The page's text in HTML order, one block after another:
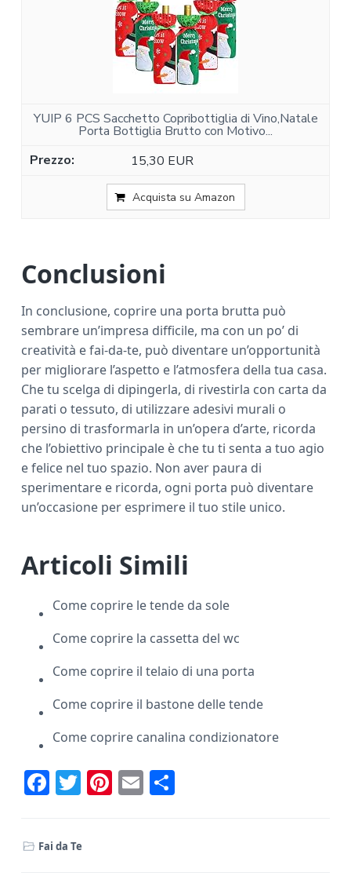
YUIP 6 PCS Sacchetto Copribottiglia di Vino,Natale
Porta Bottiglia Brutto con Motivo...
15,30 EUR
Acquista su Amazon
Conclusioni
In conclusione, coprire una porta brutta può
sembrare un’impresa difficile, ma con un po’ di
creatività e fai-da-te, può diventare un’opportunità
per migliorare l’aspetto e l’atmosfera della tua casa.
Che tu scelga di dipingerla, di rivestirla con carta da
parati o tessuto, di utilizzare adesivi murali o
persino di trasformarla in un’opera d’arte, ricorda
che l’obiettivo principale è che tu ti senta a tuo agio
e felice nel tuo spazio. Non aver paura di
sperimentare e ricorda, ogni porta può diventare
un’occasione per esprimere il tuo stile unico.
Articoli Simili
Come coprire le tende da sole
Come coprire la cassetta del wc
Come coprire il telaio di una porta
Come coprire il bastone delle tende
Come coprire canalina condizionatore
F
e
b
T
te
Pi E C
Fai da Te